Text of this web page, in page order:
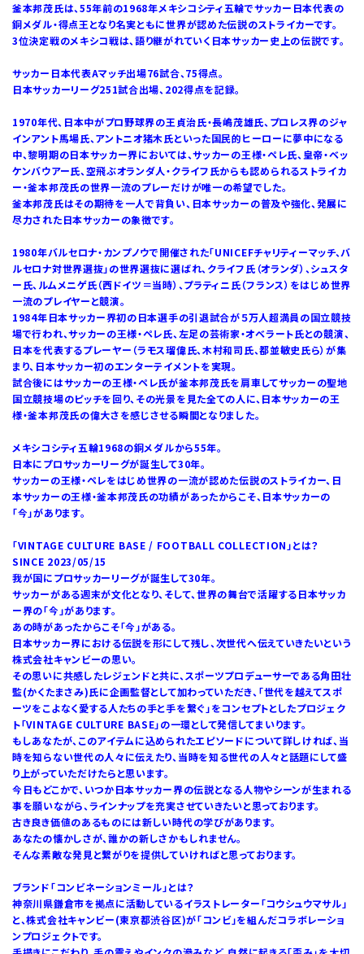
釜本邦茂氏は、55年前の1968年メキシコシティ五輪でサッカー日本代表の
銅メダル・得点王となり名実ともに世界が認めた伝説のストライカーです。
3位決定戦のメキシコ戦は、語り継がれていく日本サッカー史上の伝説です。
サッカー日本代表Aマッチ出場76試合、75得点。
日本サッカーリーグ251試合出場、202得点を記録。
1970年代、日本中がプロ野球界の王貞治氏・長嶋茂雄氏、プロレス界のジャ
インアント馬場氏、アントニオ猪木氏といった国民的ヒーローに夢中になる
中、黎明期の日本サッカー界においては、サッカーの王様・ペレ氏、皇帝・ベッ
ケンバウアー氏、空飛ぶオランダ人・クライフ氏からも認められるストライカ
ー・釜本邦茂氏の世界一流のプレーだけが唯一の希望でした。
釜本邦茂氏はその期待を一人で背負い、日本サッカーの普及や強化、発展に
尽力された日本サッカーの象徴です。
1980年バルセロナ・カンプノウで開催された「UNICEFチャリティーマッチ、バ
ルセロナ対世界選抜」の世界選抜に選ばれ、クライフ氏（オランダ）、シュスタ
ー氏、ルムメニゲ氏（西ドイツ＝当時）、プラティニ氏（フランス）をはじめ世界
一流のプレイヤーと競演。
1984年日本サッカー界初の日本選手の引退試合が５万人超満員の国立競技
場で行われ、サッカーの王様・ペレ氏、左足の芸術家・オベラート氏との競演、
日本を代表するプレーヤー（ラモス瑠偉氏、木村和司氏、都並敏史氏ら）が集
まり、日本サッカー初のエンターテイメントを実現。
試合後にはサッカーの王様・ペレ氏が釜本邦茂氏を肩車してサッカーの聖地
国立競技場のピッチを回り、その光景を見た全ての人に、日本サッカーの王
様・釜本邦茂氏の偉大さを感じさせる瞬間となりました。
メキシコシティ五輪1968の銅メダルから55年。
日本にプロサッカーリーグが誕生して30年。
サッカーの王様・ペレをはじめ世界の一流が認めた伝説のストライカー、日
本サッカーの王様・釜本邦茂氏の功績があったからこそ、日本サッカーの
「今」があります。
「VINTAGE CULTURE BASE / FOOTBALL COLLECTION」とは？
SINCE 2023/05/15
我が国にプロサッカーリーグが誕生して30年。
サッカーがある週末が文化となり、そして、世界の舞台で活躍する日本サッカ
ー界の「今」があります。
あの時があったからこそ「今」がある。
日本サッカー界における伝説を形にして残し、次世代へ伝えていきたいという
株式会社キャンビーの思い。
その思いに共感したレジェンドと共に、スポーツプロデューサーである角田壮
監(かくたまさみ)氏に企画監督として加わっていただき、「世代を越えてスポ
ーツをこよなく愛する人たちの手と手を繋ぐ」をコンセプトとしたプロジェク
ト「VINTAGE CULTURE BASE」の一環として発信してまいります。
もしあなたが、このアイテムに込められたエピソードについて詳しければ、当
時を知らない世代の人々に伝えたり、当時を知る世代の人々と話題にして盛
り上がっていただけたらと思います。
今日もどこかで、いつか日本サッカー界の伝説となる人物やシーンが生まれる
事を願いながら、ラインナップを充実させていきたいと思っております。
古き良き価値のあるものには新しい時代の学びがあります。
あなたの懐かしさが、誰かの新しさかもしれません。
そんな素敵な発見と繋がりを提供していければと思っております。
ブランド「コンビネーションミール」とは？
神奈川県鎌倉市を拠点に活動しているイラストレーター「コウシュウマサル」
と、株式会社キャンビー(東京都渋谷区)が「コンビ」を組んだコラボレーショ
ンプロジェクトです。